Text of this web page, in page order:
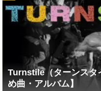
Turnstile（ターンスタ
め曲・アルバム】